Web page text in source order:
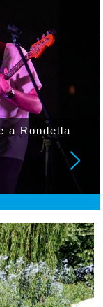
a Rondella